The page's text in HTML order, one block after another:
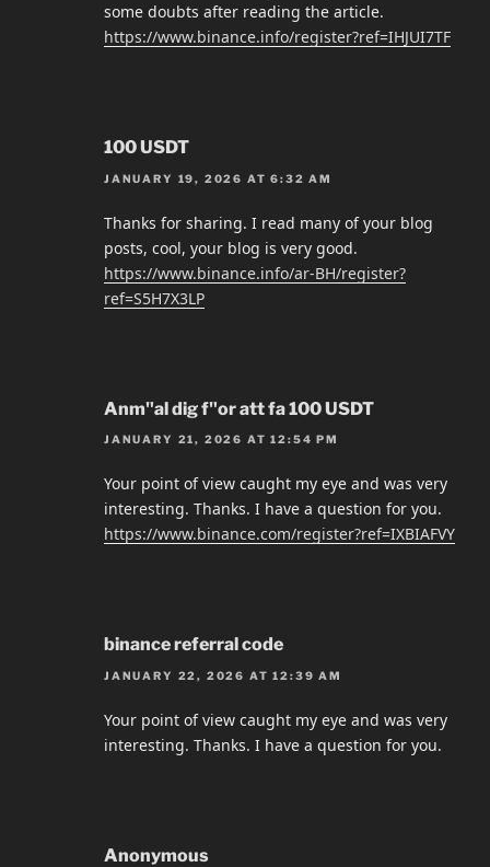
some doubts after reading the article.
https://www.binance.info/register?ref=IHJUI7TF
100 USDT
JANUARY 19, 2026 AT 6:32 AM
Thanks for sharing. I read many of your blog
posts, cool, your blog is very good.
https://www.binance.info/ar-BH/register?
ref=S5H7X3LP
Anm"al dig f"or att fa 100 USDT
JANUARY 21, 2026 AT 12:54 PM
Your point of view caught my eye and was very
interesting. Thanks. I have a question for you.
https://www.binance.com/register?ref=IXBIAFVY
binance referral code
JANUARY 22, 2026 AT 12:39 AM
Your point of view caught my eye and was very
interesting. Thanks. I have a question for you.
Anonymous